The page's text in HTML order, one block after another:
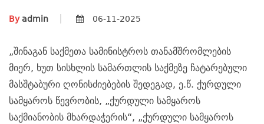
Byadmin 06-11-2025
„შინაგან საქმეთა სამინისტროს თანამშრომლების
მიერ, ხუთ სისხლის სამართლის საქმეზე ჩატარებული
მასშტაბური ღონისძიებების შედეგად, ე.წ. ქურდული
სამყაროს წევრობის, „ქურდული სამყაროს
საქმიანობის მხარდაჭერის“, „ქურდული სამყაროს